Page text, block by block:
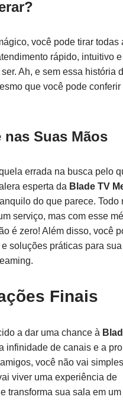
você pode tirar todas
rápido, intuitivo
Ah, e sem essa história
que você pode
Suas Mãos
errada na busca pelo
esperta da Blade TV
do que parece. Todo
serviço, mas com esse
é zero! Além disso, você
soluções práticas para sua
Finais
a dar uma chance à
infinidade de canais e a
você não vai
viver uma experiência de
transforma sua sala em